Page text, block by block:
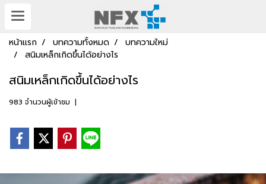
หน้าแรก บทความทั้งหมด
บทความใหม่
สนิมเหล็กเกิดขึ้นได้อย่างไร
สนิมเหล็กเกิดขึ้นได้อย่างไร
983 จำนวนผู้เข้าชม |